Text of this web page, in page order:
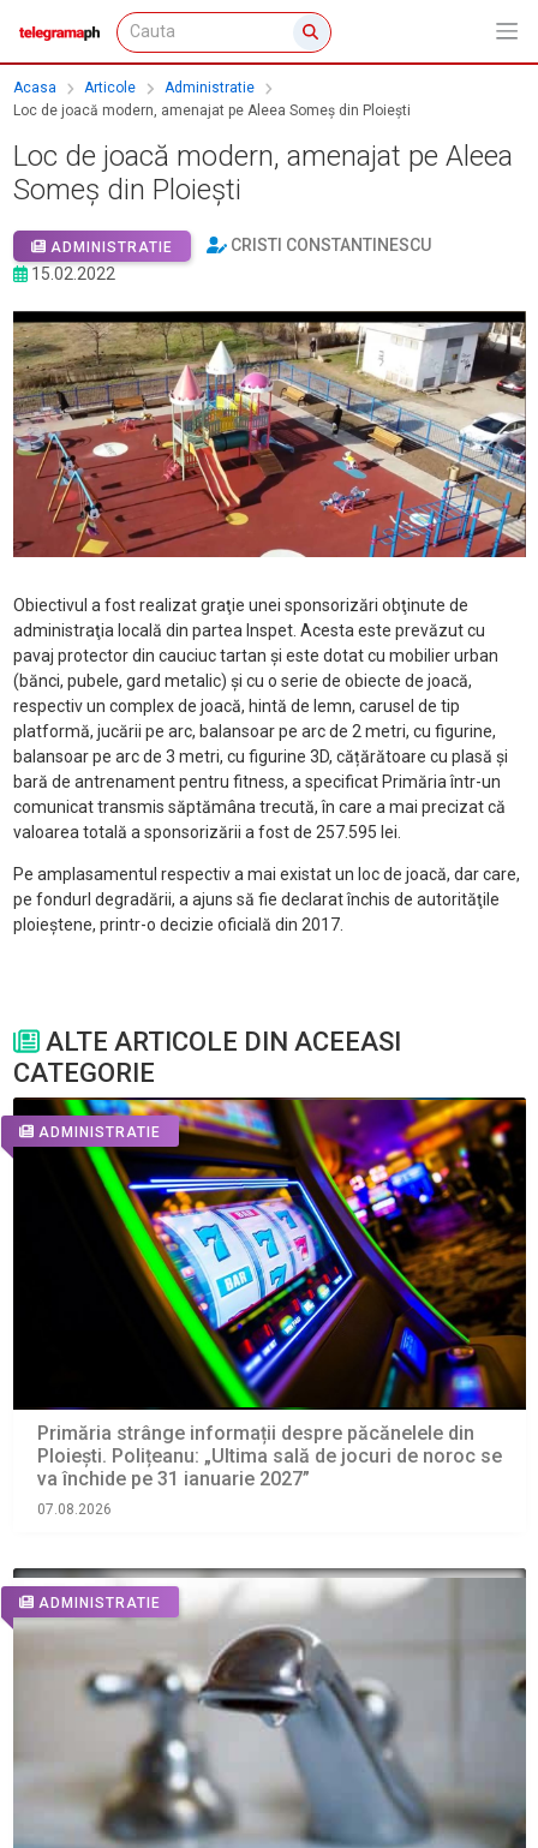
Acasa Articole
Administratie
Loc de joacă modern, amenajat pe Aleea Someş din Ploieşti
Loc de joacă modern, amenajat pe Aleea
Someş din Ploieşti
ADMINISTRATIE
CRISTI CONSTANTINESCU
15.02.2022
Obiectivul a fost realizat graţie unei sponsorizări obţinute de
administraţia locală din partea Inspet. Acesta este prevăzut cu
pavaj protector din cauciuc tartan și este dotat cu mobilier urban
(bănci, pubele, gard metalic) și cu o serie de obiecte de joacă,
respectiv un complex de joacă, hintă de lemn, carusel de tip
platformă, jucării pe arc, balansoar pe arc de 2 metri, cu figurine,
balansoar pe arc de 3 metri, cu figurine 3D, cățărătoare cu plasă şi
bară de antrenament pentru fitness, a specificat Primăria într-un
comunicat transmis săptămâna trecută, în care a mai precizat că
valoarea totală a sponsorizării a fost de 257.595 lei.
Pe amplasamentul respectiv a mai existat un loc de joacă, dar care,
pe fondurl degradării, a ajuns să fie declarat închis de autorităţile
ploieştene, printr-o decizie oficială din 2017.
ALTE ARTICOLE DIN ACEEASI
CATEGORIE
ADMINISTRATIE
Primăria strânge informații despre păcănelele din
Ploiești. Polițeanu: „Ultima sală de jocuri de noroc se
va închide pe 31 ianuarie 2027”
07.08.2026
ADMINISTRATIE